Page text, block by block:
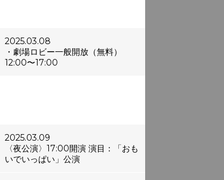
2025.03.08
・劇場ロビー一般開放（無料）
12:00〜17:00
2025.03.09
〈夜公演〉17:00開演 演目：「おも
いでいっぱい」公演